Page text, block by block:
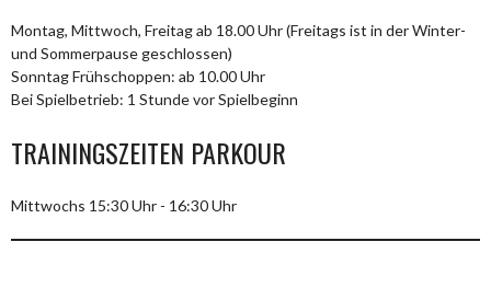
Montag, Mittwoch, Freitag ab 18.00 Uhr (Freitags ist in der Winter-
und Sommerpause geschlossen)
Sonntag Frühschoppen: ab 10.00 Uhr
Bei Spielbetrieb: 1 Stunde vor Spielbeginn
TRAININGSZEITEN PARKOUR
Mittwochs 15:30 Uhr - 16:30 Uhr